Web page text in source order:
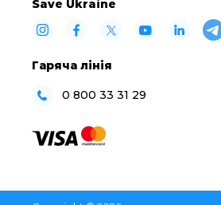
Save Ukraine
Гаряча лінія
0 800 33 31 29